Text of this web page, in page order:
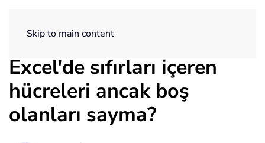
Skip to main content
Excel'de sıfırları içeren
hücreleri ancak boş
olanları sayma?